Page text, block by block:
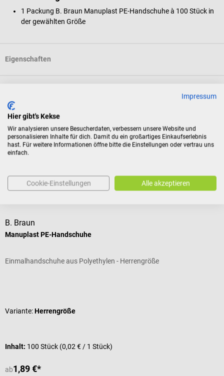
1 Packung B. Braun Manuplast PE-Handschuhe à 100 Stück in
der gewählten Größe
Eigenschaften
Dokumente
Bewertungen
Kunden kauften auch
B. Braun
Manuplast PE-Handschuhe
Einmalhandschuhe aus Polyethylen - Herrengröße
Variante:Herrengröße
Inhalt: 100 Stück (0,02 € / 1 Stück)
ab1,89 €*
Impressum
Hier gibt's Kekse
Wir analysieren unsere Besucherdaten, verbessern unsere Website und
personalisieren Inhalte für dich. Damit du ein großartiges Einkaufserlebnis
hast. Für weitere Informationen öffne bitte die Einstellungen oder vertrau uns
einfach.
Cookie-Einstellungen Alle akzeptieren